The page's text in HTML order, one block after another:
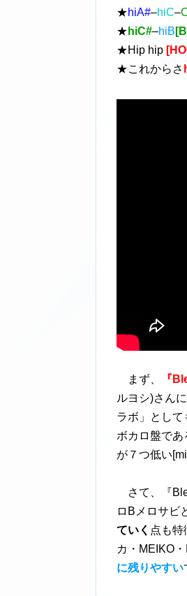
★hiA#–hiC–
★ hiC#–hiB
★Hip hip
★これからさ
まず、 『
ルヨシ)さん
ラボ」とし
ボカロ盤で
が７つ低い
さて、『
ロBメロサビ
ていく 点も
カ・MEIKO
に残りやすい